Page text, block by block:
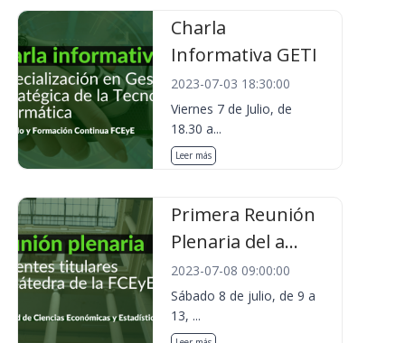
Charla
Informativa GETI
2023-07-03 18:30:00
Viernes 7 de Julio, de
18.30 a...
Leer más
Primera Reunión
Plenaria del a...
2023-07-08 09:00:00
Sábado 8 de julio, de 9 a
13, ...